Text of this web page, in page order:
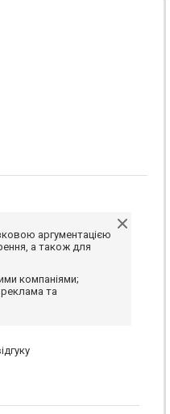
аргументацією
а також для
компаніями;
реклама та